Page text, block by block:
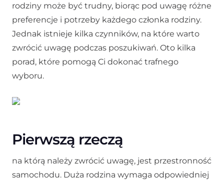
rodziny może być trudny, biorąc pod uwagę różne
preferencje i potrzeby każdego członka rodziny.
Jednak istnieje kilka czynników, na które warto
zwrócić uwagę podczas poszukiwań. Oto kilka
porad, które pomogą Ci dokonać trafnego
wyboru.
Pierwszą rzeczą
na którą należy zwrócić uwagę, jest przestronność
samochodu. Duża rodzina wymaga odpowiedniej